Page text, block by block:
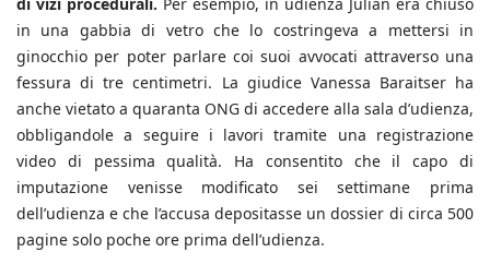
in una gabbia di vetro che lo costringeva a mettersi in
ginocchio per poter parlare coi suoi avvocati attraverso una
fessura di tre centimetri. La giudice Vanessa Baraitser ha
anche vietato a quaranta ONG di accedere alla sala d’udienza,
obbligandole a seguire i lavori tramite una registrazione
video di pessima qualità. Ha consentito che il capo di
imputazione venisse modificato sei settimane prima
dell’udienza e che l’accusa depositasse un dossier di circa 500
pagine solo poche ore prima dell’udienza.